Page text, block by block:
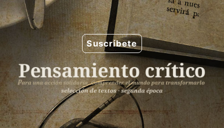
Saltar
al
contenido
Suscríbete